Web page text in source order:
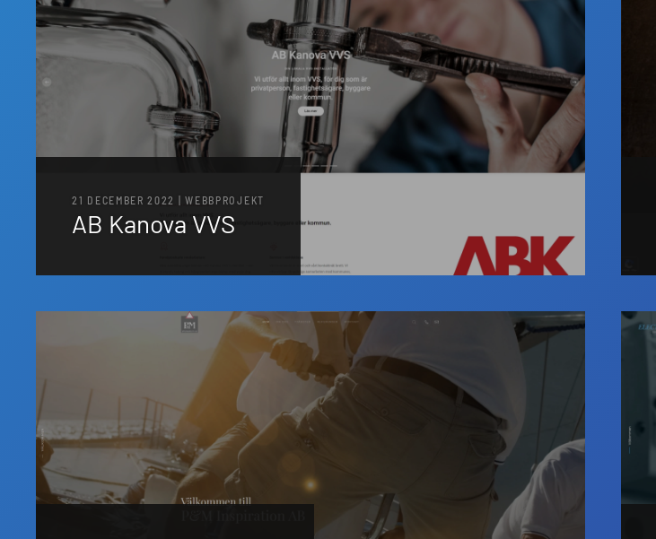
21 DECEMBER 2022 | WEBBPROJEKT
AB Kanova VVS